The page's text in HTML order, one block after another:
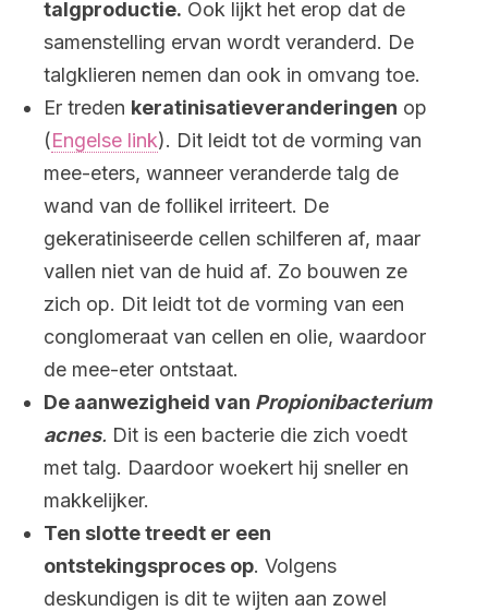
talgproductie. Ook lijkt het erop dat de
samenstelling ervan wordt veranderd. De
talgklieren nemen dan ook in omvang toe.
Er treden keratinisatieveranderingen op
(Engelse link). Dit leidt tot de vorming van
mee-eters, wanneer veranderde talg de
wand van de follikel irriteert. De
gekeratiniseerde cellen schilferen af, maar
vallen niet van de huid af. Zo bouwen ze
zich op. Dit leidt tot de vorming van een
conglomeraat van cellen en olie, waardoor
de mee-eter ontstaat.
De aanwezigheid van Propionibacterium
acnes. Dit is een bacterie die zich voedt
met talg. Daardoor woekert hij sneller en
makkelijker.
Ten slotte treedt er een
ontstekingsproces op. Volgens
deskundigen is dit te wijten aan zowel